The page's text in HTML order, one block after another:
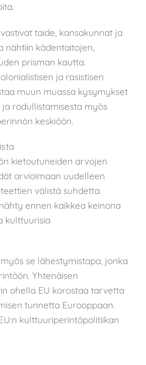
taide, kansakunnat ja
nähtiin kädentaitojen,
prisman kautta.
ja rasistisen
muun muassa kysymykset
rodullistamisesta myös
keskiöön.
kietoutuneiden arvojen
arvioimaan uudelleen
välistä suhdetta.
ennen kaikkea keinona
kulttuurisia
se lähestymistapa, jonka
Yhtenäisen
ohella EU korostaa tarvetta
tunnetta Eurooppaan.
kulttuuriperintöpolitiikan